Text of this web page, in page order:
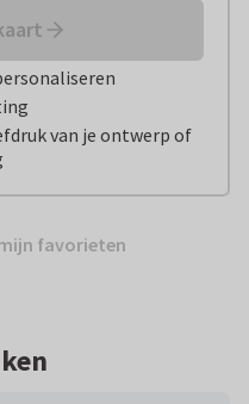
van je ontwerp of
favorieten